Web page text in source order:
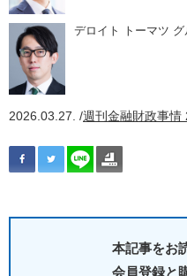
デロイト トーマツ
2026.03.27. /週刊金融財政事情
本記事をお
会員登録と